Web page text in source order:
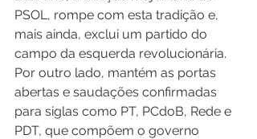
PSOL, rompe com esta tradição e,
mais ainda, exclui um partido do
campo da esquerda revolucionária.
Por outro lado, mantém as portas
abertas e saudações confirmadas
para siglas como PT, PCdoB, Rede e
PDT, que compõem o governo